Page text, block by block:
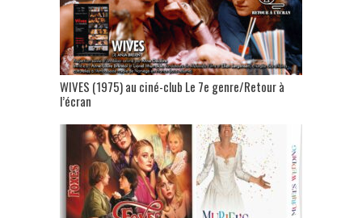
WIVES (1975) au ciné-club Le 7e genre/Retour à
l’écran